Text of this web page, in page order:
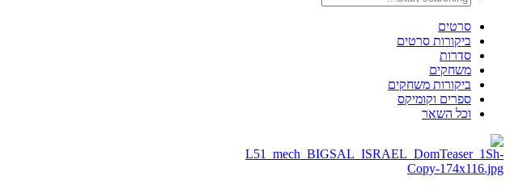
סרטים
ביקורות סרטים
סדרות
משחקים
ביקורות משחקים
ספרים וקומיקס
וכל השאר